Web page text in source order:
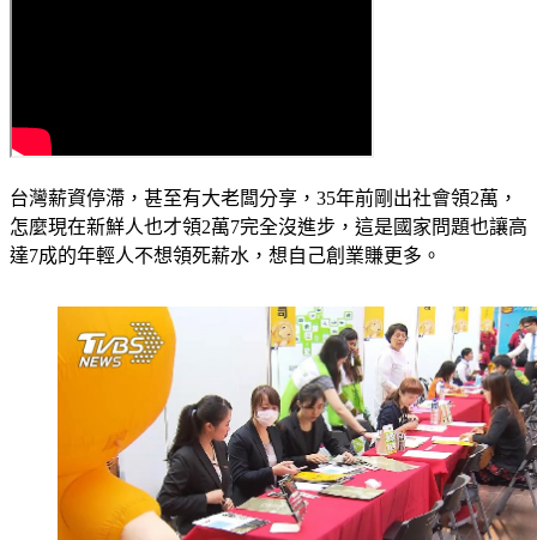
台灣薪資停滯，甚至有大老闆分享，35年前剛出社會領2萬，
怎麼現在新鮮人也才領2萬7完全沒進步，這是國家問題也讓高
達7成的年輕人不想領死薪水，想自己創業賺更多。